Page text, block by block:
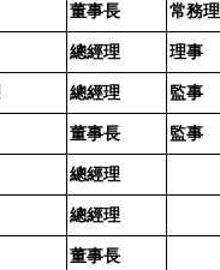
董事長 常務
總經理 理事
總經理 監事
董事長 監事
總經理
總經理
董事長